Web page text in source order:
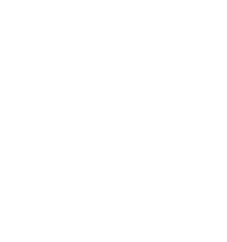
notre portefeuille complet.
veuillez visiter notre
du travail mondial des profils